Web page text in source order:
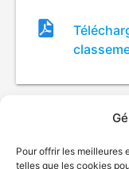
Pour offrir les meilleures
telles que les cookies
Fichier
de